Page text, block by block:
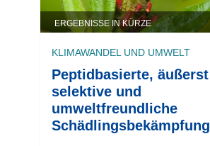
ERGEBNISSE IN KÜRZE
KLIMAWANDEL UND UMWELT
Peptidbasierte, äußerst
selektive und
umweltfreundliche
Schädlingsbekämpfung